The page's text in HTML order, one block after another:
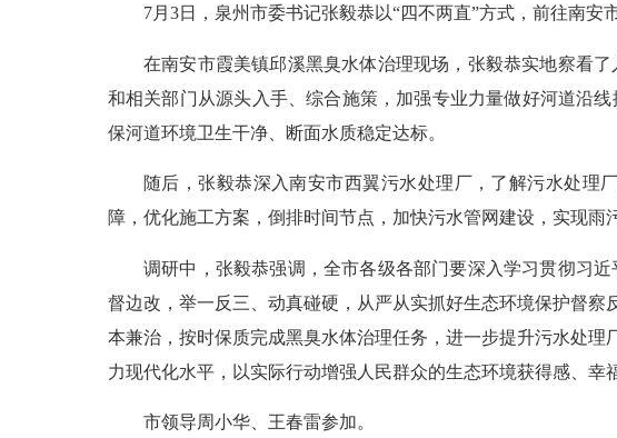
7月3日，泉州市委书记张毅恭以“四不两直”方式，前往南安
在南安市霞美镇邱溪黑臭水体治理现场，张毅恭实地察看
和相关部门从源头入手、综合施策，加强专业力量做好河道沿
保河道环境卫生干净、断面水质稳定达标。
随后，张毅恭深入南安市西翼污水处理厂，了解污水处理
障，优化施工方案，倒排时间节点，加快污水管网建设，实现
调研中，张毅恭强调，全市各级各部门要深入学习贯彻习
督边改，举一反三、动真碰硬，从严从实抓好生态环境保护督察
本兼治，按时保质完成黑臭水体治理任务，进一步提升污水处
力现代化水平，以实际行动增强人民群众的生态环境获得感、幸
市领导周小华、王春雷参加。